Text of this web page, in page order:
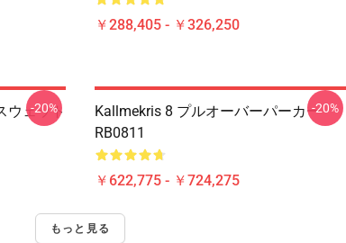
￥288,405 - ￥326,250
ウェット
-20%
Kallmekris 8 プルオーバーパーカー
RB0811
￥622,775 - ￥724,275
-20%
もっと見る